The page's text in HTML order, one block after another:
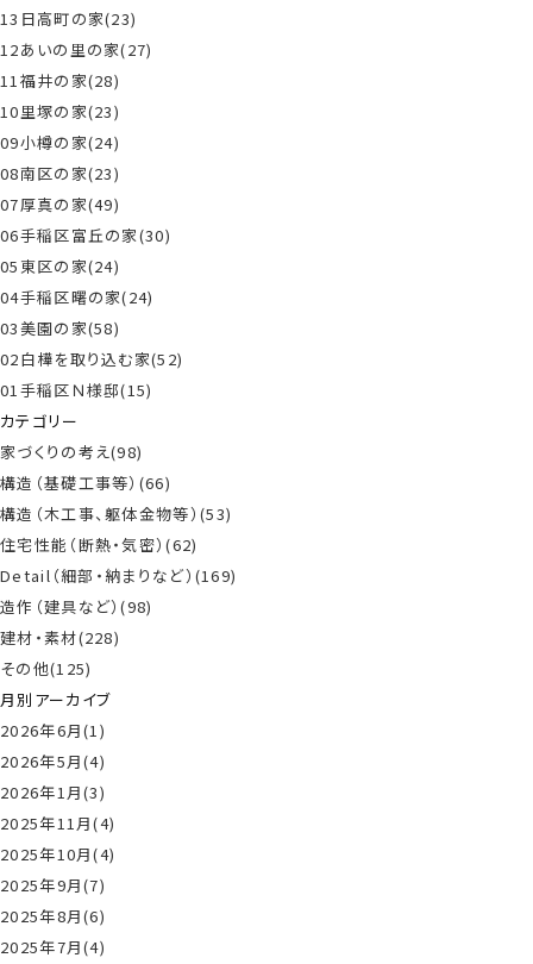
13日高町の家(23)
12あいの里の家(27)
11福井の家(28)
10里塚の家(23)
09小樽の家(24)
08南区の家(23)
07厚真の家(49)
06手稲区富丘の家(30)
05東区の家(24)
04手稲区曙の家(24)
03美園の家(58)
02白樺を取り込む家(52)
01手稲区Ｎ様邸(15)
カテゴリー
家づくりの考え(98)
構造（基礎工事等）(66)
構造（木工事、躯体金物等）(53)
住宅性能（断熱・気密）(62)
Detail（細部・納まりなど）(169)
造作（建具など）(98)
建材・素材(228)
その他(125)
月別アーカイブ
2026年6月(1)
2026年5月(4)
2026年1月(3)
2025年11月(4)
2025年10月(4)
2025年9月(7)
2025年8月(6)
2025年7月(4)